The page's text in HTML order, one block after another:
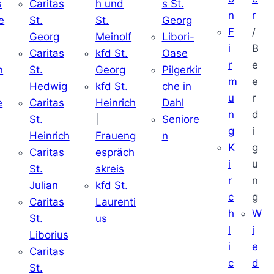
Caritas
St.
Georg
Caritas
St.
Hedwig
Caritas
St.
Heinrich
Caritas
St.
Julian
Caritas
St.
Liborius
Caritas
St.
h und
St.
Meinolf
kfd St.
Georg
kfd St.
Heinrich
Fraueng
espräch
skreis
kfd St.
Laurenti
us
s St.
Georg
Libori-
Oase
Pilgerkir
che in
Dahl
Seniore
n
n
F
i
r
m
u
n
g
K
i
r
c
h
l
i
c
r
/
B
e
e
r
d
i
g
u
n
g
W
i
e
d